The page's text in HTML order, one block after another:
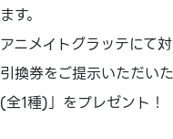
ます。
アニメイトグラッテにて
引換券をご提示いただい
(全1種)」をプレゼント！